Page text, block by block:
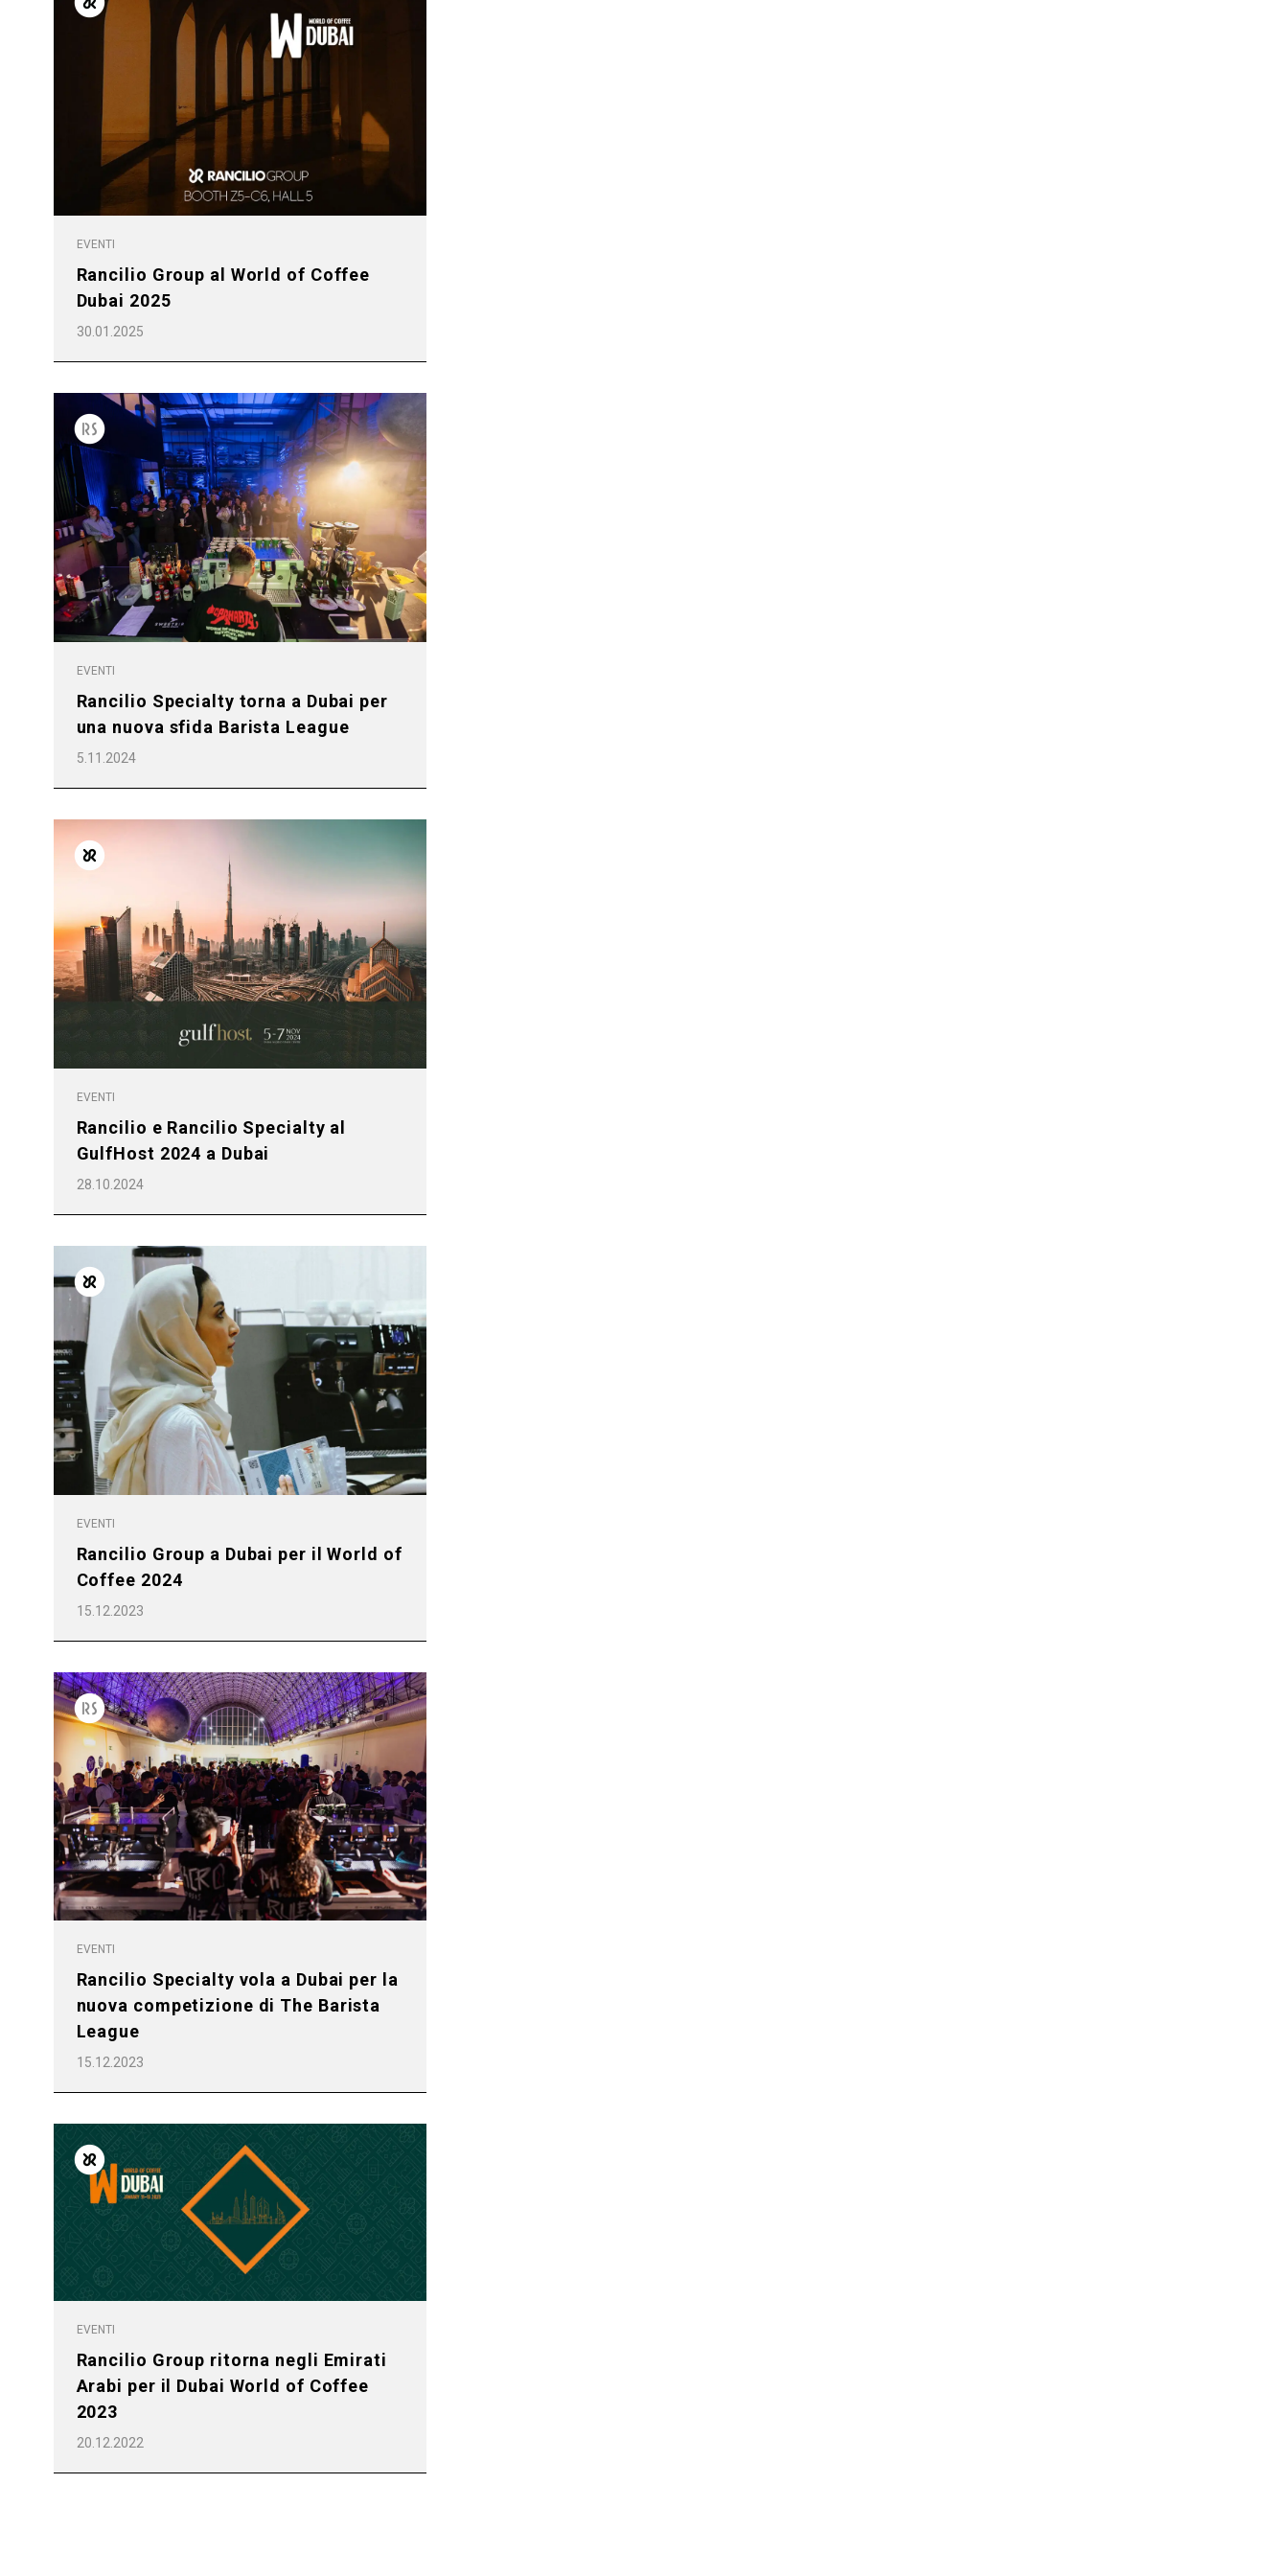
EVENTI
Rancilio Group al World of Coffee
Dubai 2025
30.01.2025
EVENTI
Rancilio Specialty torna a Dubai per
una nuova sfida Barista League
5.11.2024
EVENTI
Rancilio e Rancilio Specialty al
GulfHost 2024 a Dubai
28.10.2024
EVENTI
Rancilio Group a Dubai per il World of
Coffee 2024
15.12.2023
EVENTI
Rancilio Specialty vola a Dubai per la
nuova competizione di The Barista
League
15.12.2023
EVENTI
Rancilio Group ritorna negli Emirati
Arabi per il Dubai World of Coffee
2023
20.12.2022
Tutti Prodotti